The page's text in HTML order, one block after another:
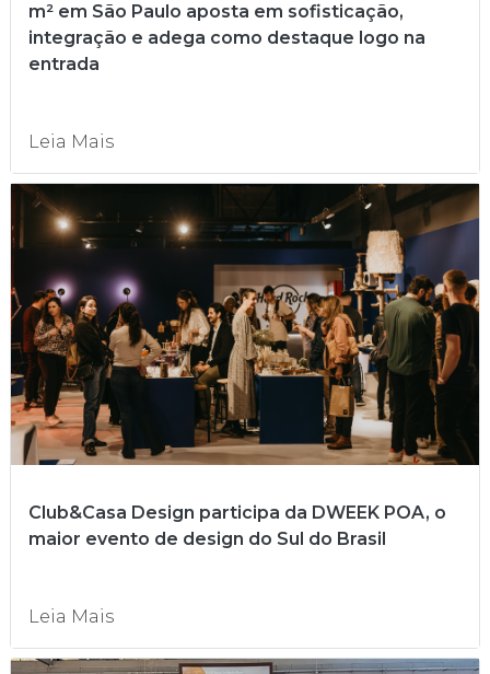
m² em São Paulo aposta em sofisticação,
integração e adega como destaque logo na
entrada
Leia Mais
Club&Casa Design participa da DWEEK POA, o
maior evento de design do Sul do Brasil
Leia Mais